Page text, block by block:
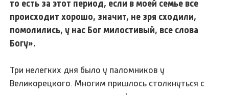
то есть за этот период, если в моей семье все
происходит хорошо, значит, не зря сходили,
помолились, у нас Бог милостивый, все слова
Богу».
Три нелегких дня было у паломников у
Великорецкого. Многим пришлось столкнуться с